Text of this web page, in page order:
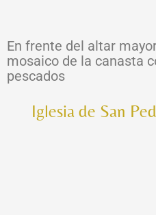
En frente del altar
mosaico de la canasta
pescados
Iglesia de San